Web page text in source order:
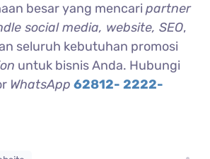
besar yang mencaripartner
social media, website, SEO,
seluruh kebutuhan promosi
untuk bisnis Anda. Hubungi
WhatsApp 62812- 2222-